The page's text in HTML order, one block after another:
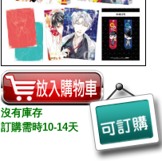
沒有庫存
訂購需時10-14天